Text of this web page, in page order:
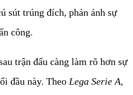
sút trúng đích, phản ánh sự
công.
trận đấu càng làm rõ hơn sự
đầu này. Theo Lega Serie A,